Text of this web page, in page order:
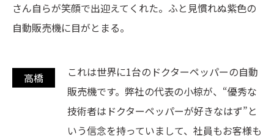
さん自らが笑顔で出迎えてくれた。ふと見慣れぬ紫色の
自動販売機に目がとまる。
これは世界に1台のドクターペッパーの自動
販売機です。弊社の代表の小椋が、“優秀な
技術者はドクターペッパーが好きなはず”と
いう信念を持っていまして、社員もお客様も